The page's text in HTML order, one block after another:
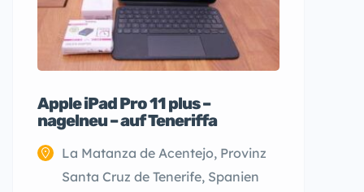
Apple iPad Pro 11 plus –
nagelneu – auf Teneriffa
La Matanza de Acentejo, Provinz
Santa Cruz de Tenerife, Spanien